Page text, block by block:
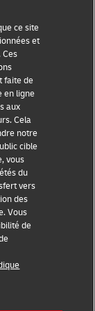
ce site
et
faite de
en ligne
aux
Cela
notre
cible
vous
du
vers
des
Vous
de